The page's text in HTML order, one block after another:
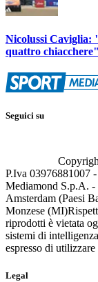
Nicolussi Caviglia:
quattro chiacchere"
Seguici su
P.Iva 03976881007
Mediamond S.p.A. -
Amsterdam (Paesi
Monzese (MI)
riprodotti è vietata
sistemi di
espresso di
Legal